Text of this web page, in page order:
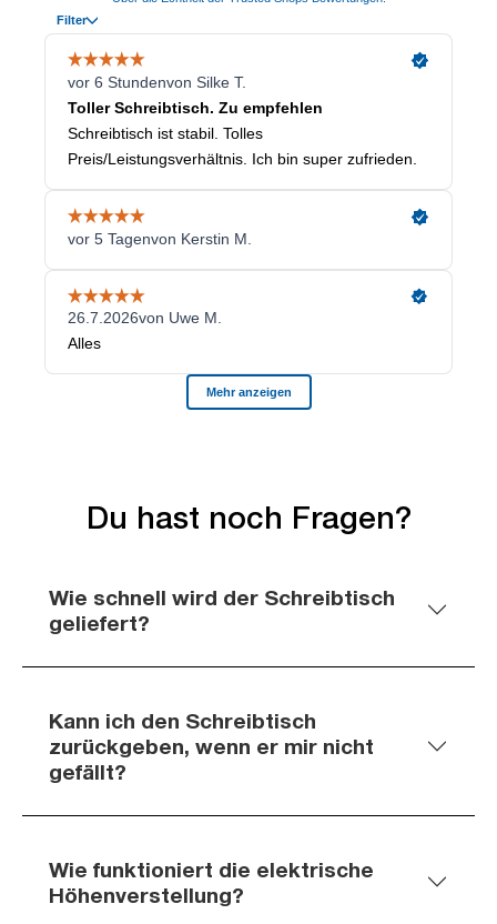
Du hast noch Fragen?
Wie schnell wird der Schreibtisch
geliefert?
Kann ich den Schreibtisch
zurückgeben, wenn er mir nicht
gefällt?
Wie funktioniert die elektrische
Höhenverstellung?